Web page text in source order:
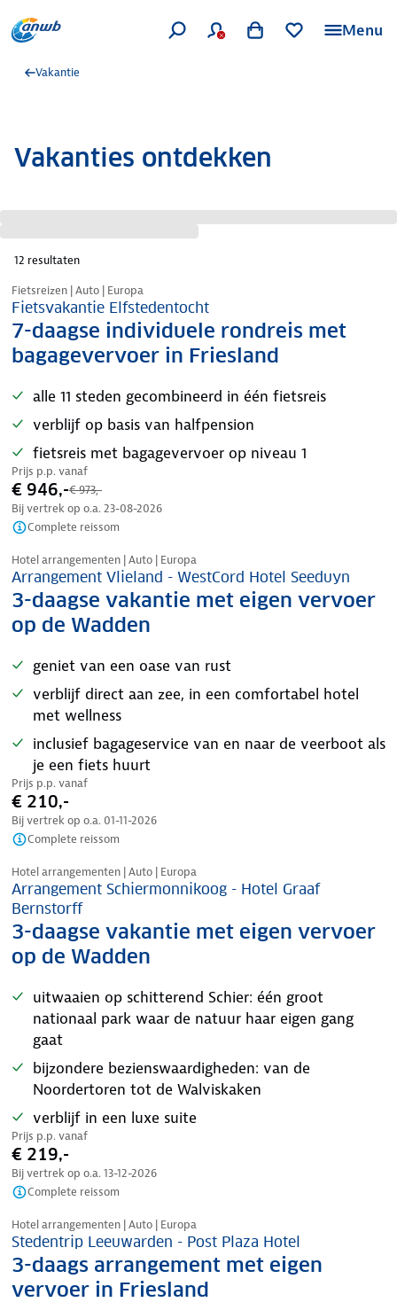
Menu
Vakantie
Vakanties ontdekken
12 resultaten
Nazomer korting
Fietsreizen | Auto | Europa
Fietsvakantie Elfstedentocht
7-daagse individuele rondreis met
bagagevervoer in Friesland
alle 11 steden gecombineerd in één fietsreis
verblijf op basis van halfpension
fietsreis met bagagevervoer op niveau 1
Prijs p.p. vanaf
€ 946,-€ 973,-
Bij vertrek op o.a. 23-08-2026
Complete reissom
Nazomer korting
Hotel arrangementen | Auto | Europa
Arrangement Vlieland - WestCord Hotel Seeduyn
3-daagse vakantie met eigen vervoer
op de Wadden
geniet van een oase van rust
verblijf direct aan zee, in een comfortabel hotel
met wellness
inclusief bagageservice van en naar de veerboot als
je een fiets huurt
Prijs p.p. vanaf
€ 210,-
Bij vertrek op o.a. 01-11-2026
Complete reissom
Nazomer korting
Hotel arrangementen | Auto | Europa
Arrangement Schiermonnikoog - Hotel Graaf
Bernstorff
3-daagse vakantie met eigen vervoer
op de Wadden
uitwaaien op schitterend Schier: één groot
nationaal park waar de natuur haar eigen gang
gaat
bijzondere bezienswaardigheden: van de
Noordertoren tot de Walviskaken
verblijf in een luxe suite
Prijs p.p. vanaf
€ 219,-
Bij vertrek op o.a. 13-12-2026
Complete reissom
Nazomer korting
Hotel arrangementen | Auto | Europa
Stedentrip Leeuwarden - Post Plaza Hotel
3-daags arrangement met eigen
vervoer in Friesland